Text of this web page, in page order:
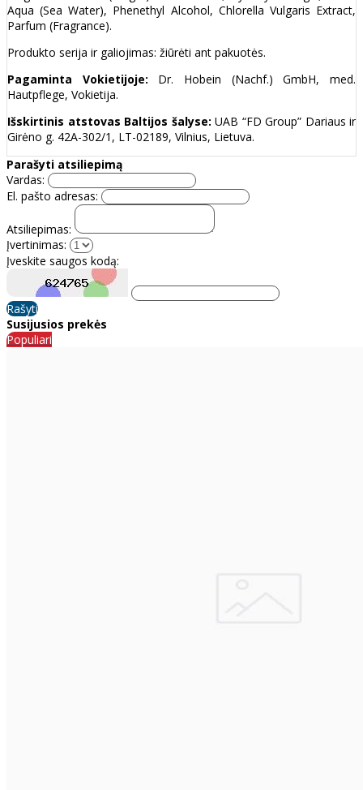
Aqua (Sea Water), Phenethyl Alcohol, Chlorella Vulgaris Extract,
Parfum (Fragrance).
Produkto serija ir galiojimas: žiūrėti ant pakuotės.
Pagaminta Vokietijoje: Dr. Hobein (Nachf.) GmbH, med.
Hautpflege, Vokietija.
Išskirtinis atstovas Baltijos šalyse: UAB “FD Group” Dariaus ir
Girėno g. 42A-302/1, LT-02189, Vilnius, Lietuva.
Parašyti atsiliepimą
Vardas:
El. pašto adresas:
Atsiliepimas:
Įvertinimas:
Įveskite saugos kodą:
Rašyti
Susijusios prekės
Populiari